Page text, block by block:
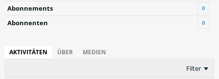
Abonnements 0
Abonnenten 0
AKTIVITÄTEN ÜBER MEDIEN
Filter